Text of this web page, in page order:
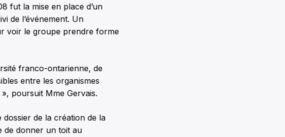
fut la mise en place d’un
de l’événement. Un
voir le groupe prendre forme
franco-ontarienne, de
entre les organismes
poursuit Mme Gervais.
de la création de la
de donner un toit au